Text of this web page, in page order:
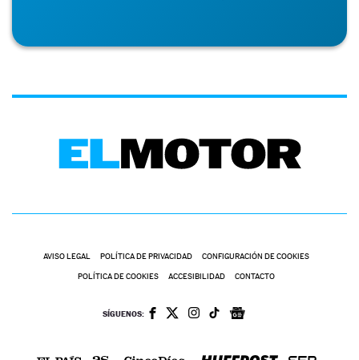
AVISO LEGAL POLÍTICA DE PRIVACIDAD CONFIGURACIÓN DE COOKIES
POLÍTICA DE COOKIES ACCESIBILIDAD CONTACTO
SÍGUENOS: